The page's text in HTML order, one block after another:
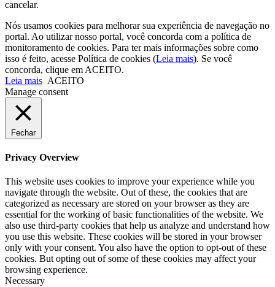
cancelar.
Nós usamos cookies para melhorar sua experiência de navegação no
portal. Ao utilizar nosso portal, você concorda com a política de
monitoramento de cookies. Para ter mais informações sobre como
isso é feito, acesse Política de cookies (Leia mais). Se você
concorda, clique em ACEITO.
Leia mais ACEITO
Manage consent
Fechar
Privacy Overview
This website uses cookies to improve your experience while you
navigate through the website. Out of these, the cookies that are
categorized as necessary are stored on your browser as they are
essential for the working of basic functionalities of the website. We
also use third-party cookies that help us analyze and understand how
you use this website. These cookies will be stored in your browser
only with your consent. You also have the option to opt-out of these
cookies. But opting out of some of these cookies may affect your
browsing experience.
Necessary